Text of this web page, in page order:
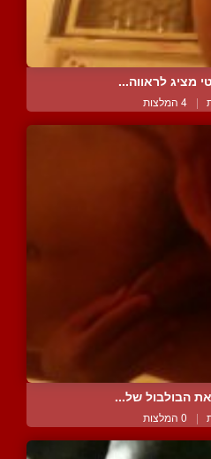
מציג לראווה...
| 4 המלצות
הבולבול של...
| 0 המלצות